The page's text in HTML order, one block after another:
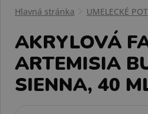
Hlavná stránka UMELECKÉ
AKRYLOVÁ
ARTEMISIA
SIENNA, 40